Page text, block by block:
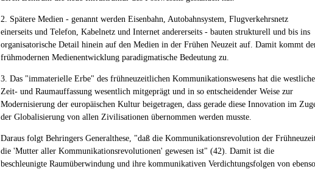
2. Spätere Medien - genannt werden Eisenbahn, Autobahnsystem, Flugverkehrsnetz
einerseits und Telefon, Kabelnetz und Internet andererseits - bauten strukturell und bis ins
organisatorische Detail hinein auf den Medien in der Frühen Neuzeit auf. Damit kommt
frühmodernen Medienentwicklung paradigmatische Bedeutung zu.
3. Das "immaterielle Erbe" des frühneuzeitlichen Kommunikationswesens hat die westliche
Zeit- und Raumauffassung wesentlich mitgeprägt und in so entscheidender Weise zur
Modernisierung der europäischen Kultur beigetragen, dass gerade diese Innovation im
der Globalisierung von allen Zivilisationen übernommen werden musste.
Daraus folgt Behringers Generalthese, "daß die Kommunikationsrevolution der
die 'Mutter aller Kommunikationsrevolutionen' gewesen ist" (42). Damit ist die
beschleunigte Raumüberwindung und ihre kommunikativen Verdichtungsfolgen von ebenso